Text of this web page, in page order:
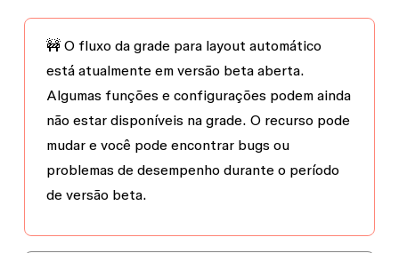
🚧 O fluxo da grade para layout automático
está atualmente em versão beta aberta.
Algumas funções e configurações podem ainda
não estar disponíveis na grade. O recurso pode
mudar e você pode encontrar bugs ou
problemas de desempenho durante o período
de versão beta.